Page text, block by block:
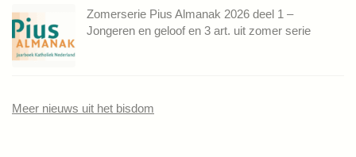
Zomerserie Pius Almanak 2026 deel 1 –
Jongeren en geloof en 3 art. uit zomer serie
Meer nieuws uit het bisdom